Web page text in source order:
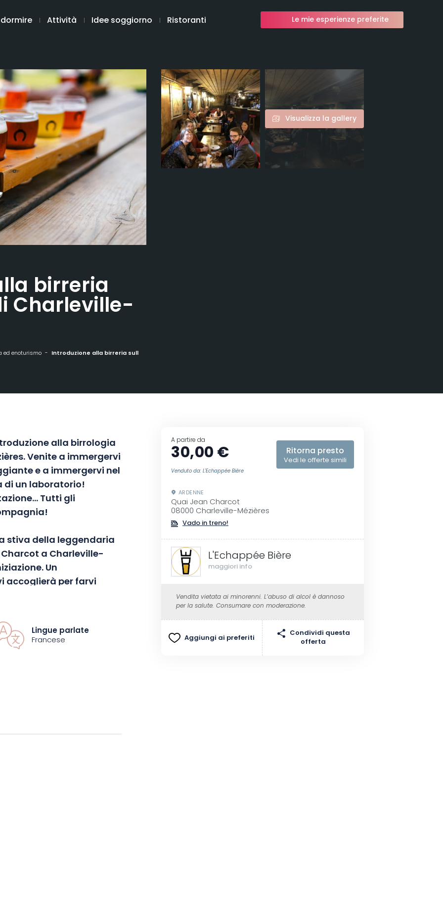
Attività Idee soggiorno Ristoranti Le mie esperienze preferite
Visualizza la gallery
birreria
Charleville-
ed enoturismo Introduzione alla birreria sulla chiatta di Charleville-Mézières
alla birrologia
Venite a immergervi
e a immergervi nel
di un laboratorio!
Tutti gli
stiva della leggendaria
a Charleville-
Un
accoglierà per farvi
avviene dietro le
da sapere sulla
sarà svelato!
anche una
birra e scoprire i
di gustarle con i
iniziazione, questa gita
opportunità per
amici o la famiglia.
ad assaggiare in
Lingue parlate
Francese
A partire da
30,00 €
Venduto da: L'Echappée Bière
Ritorna presto
Vedi le offerte simili
ARDENNE
Quai Jean Charcot
08000 Charleville-Mézières
Vado in treno!
L'Echappée Bière
maggiori info
Vendita vietata ai minorenni. L’abuso di alcol è dannoso
per la salute. Consumare con moderazione.
Aggiungi ai preferiti
Condividi questa
offerta